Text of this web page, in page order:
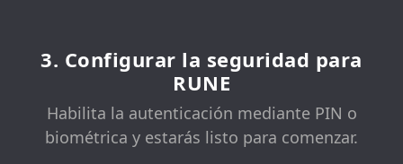
3. Configurar la seguridad para
RUNE
Habilita la autenticación mediante PIN o
biométrica y estarás listo para comenzar.